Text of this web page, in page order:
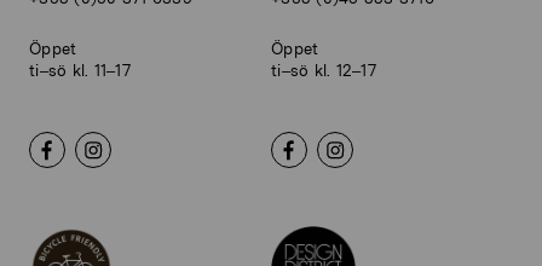
Öppet
ti–sö kl. 11–17
Öppet
ti–sö kl. 12–17